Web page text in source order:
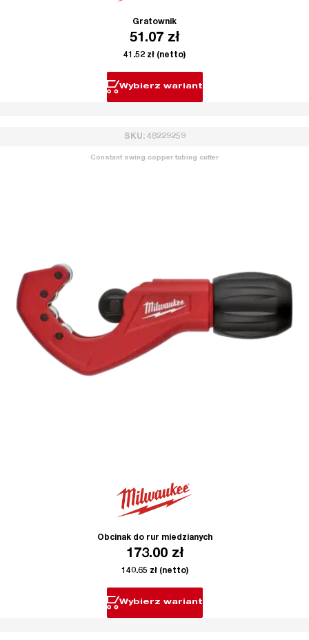
Gratownik
51.07 zł
41.52 zł (netto)
Wybierz wariant
SKU: 48229259
Constant swing copper tubing cutter
Obcinak do rur miedzianych
173.00 zł
140.65 zł(netto)
Wybierz wariant